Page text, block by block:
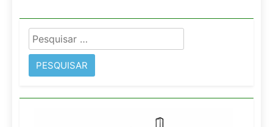
Pesquisar
por: